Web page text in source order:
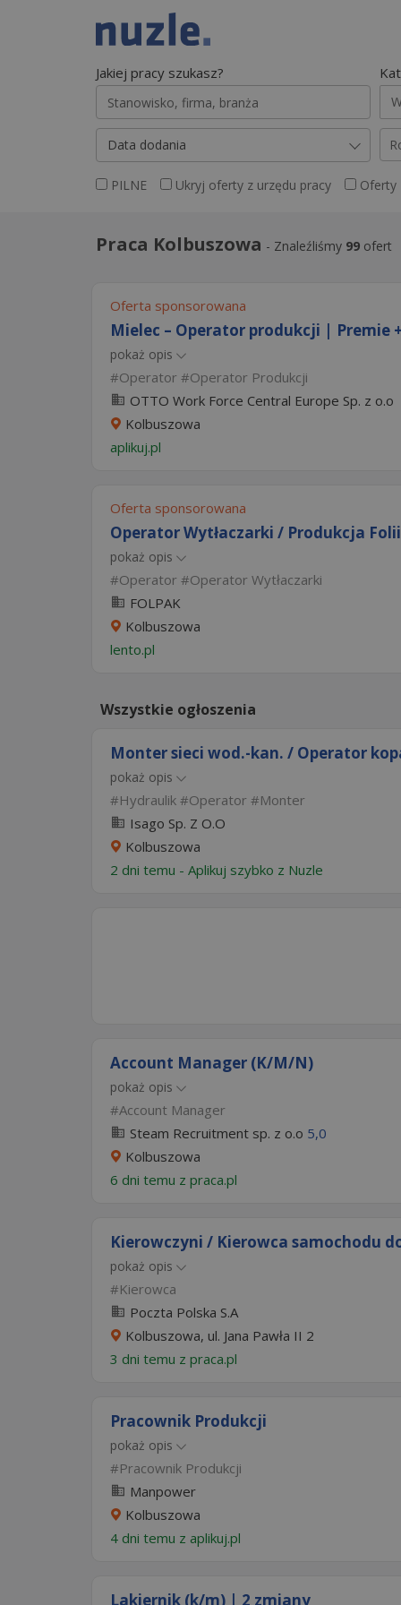
Jakiej pracy szukasz?
Data dodania
PILNE Ukryj oferty z urzędu pracy Oferty
Praca Kolbuszowa - Znaleźliśmy 99 ofert
Oferta sponsorowana
Mielec – Operator produkcji | Premie
pokaż opis
Operator
Operator Produkcji
OTTO Work Force Central Europe Sp. z o.o
Kolbuszowa
aplikuj.pl
Oferta sponsorowana
Operator Wytłaczarki / Produkcja Folii
pokaż opis
Operator
Operator Wytłaczarki
FOLPAK
Kolbuszowa
lento.pl
Wszystkie ogłoszenia
Monter sieci wod.-kan. / Operator
pokaż opis
Hydraulik Operator
Monter
Isago Sp. Z O.O
Kolbuszowa
2 dni temu - Aplikuj szybko z Nuzle
Account Manager (K/M/N)
pokaż opis
Account Manager
Steam Recruitment sp. z o.o 5,0
Kolbuszowa
6 dni temu z praca.pl
Kierowczyni / Kierowca samochodu
pokaż opis
Kierowca
Poczta Polska S.A
Kolbuszowa, ul. Jana Pawła II 2
3 dni temu z praca.pl
Pracownik Produkcji
pokaż opis
Pracownik Produkcji
Manpower
Kolbuszowa
4 dni temu z aplikuj.pl
Lakiernik (k/m) | 2 zmiany